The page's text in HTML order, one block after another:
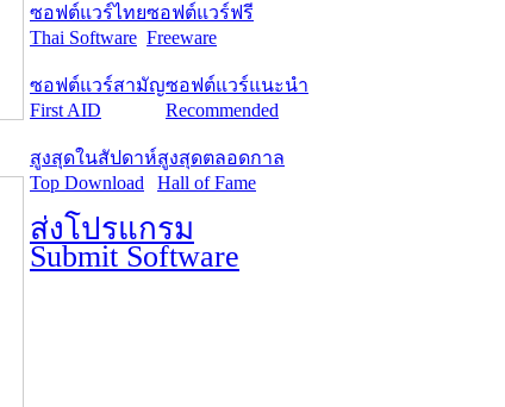
ซอฟต์แวร์ไทย
Thai Software
ซอฟต์แวร์ฟรี
Freeware
ซอฟต์แวร์สามัญ
First AID
ซอฟต์แวร์แนะนำ
Recommended
สูงสุดในสัปดาห์
Top Download
สูงสุดตลอดกาล
Hall of Fame
ส่งโปรแกรม
Submit Software